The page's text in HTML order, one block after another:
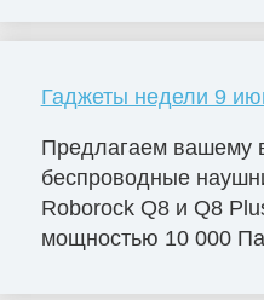
Гаджеты недели 9
Предлагаем вашему
беспроводные
Roborock Q8 и Q8
мощностью 10 000